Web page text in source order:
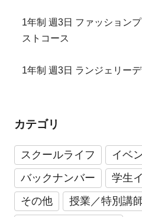
1年制 週3日 ファッション
ストコース
1年制 週3日 ランジェリー
カテゴリ
スクールライフ
イベ
バックナンバー
学生
その他
授業／特別講